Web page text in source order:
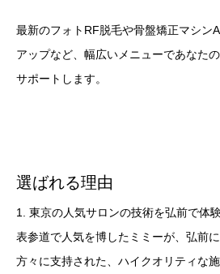
最新のフォトRF脱毛や骨盤矯正マシン
アップなど、幅広いメニューであなた
サポートします。
選ばれる理由
1. 東京の人気サロンの技術を弘前で体
表参道で人気を博したミミーが、弘前
方々に支持された、ハイクオリティな施